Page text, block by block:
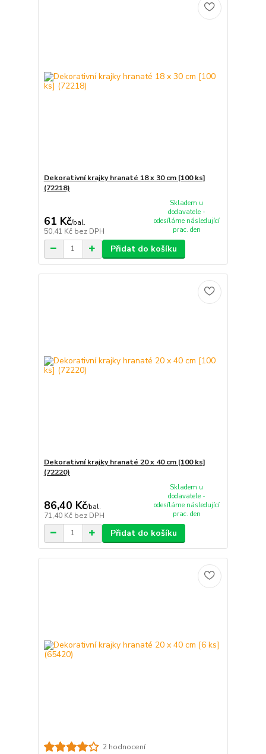
Dekorativní krajky hranaté 18 x 30 cm [100 ks]
(72218)
61 Kč/bal.
50,41 Kč bez DPH
Skladem u
dodavatele -
odesíláme následující
prac. den
Přidat do košíku
Dekorativní krajky hranaté 20 x 40 cm [100 ks]
(72220)
86,40 Kč/bal.
71,40 Kč bez DPH
Skladem u
dodavatele -
odesíláme následující
prac. den
Přidat do košíku
2 hodnocení